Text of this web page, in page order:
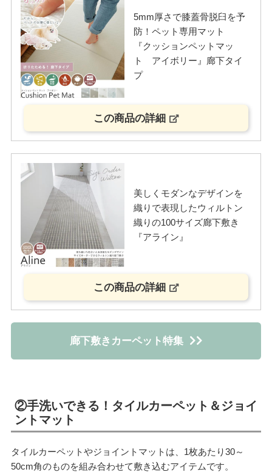
5mm厚さで膝蓋骨脱臼を予
防！ペット専用マット
『クッションペットマッ
ト アイボリー』廊下タイ
プ
この商品の詳細
美しくモダンなデザインを
織りで表現したウィルトン
織りの100サイズ廊下敷き
『アライン』
この商品の詳細
廊下敷きカーペット特集
②手洗いできる！タイルカーペット＆ジョイ
ントマット
タイルカーペットやジョイントマットは、1枚あたり30～
50cm角のものを組み合わせて敷き込むアイテムです。